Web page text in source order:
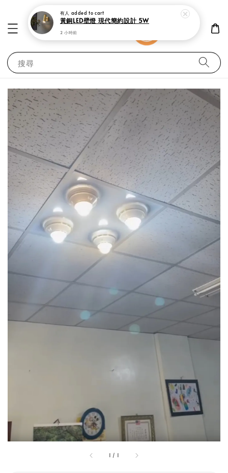
搜尋
1 / 1
有人 added to cart
黃銅LED壁燈 現代簡約設計 5W
2 小時前